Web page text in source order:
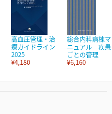
高血圧管理・治
療ガイドライン
2025
¥4,180
総合内科病棟マ
ニュアル 疾患
ごとの管理
¥6,160